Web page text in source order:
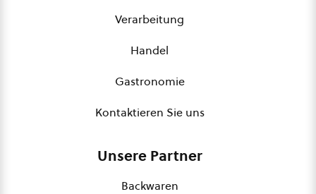
Verarbeitung
Handel
Gastronomie
Kontaktieren Sie uns
Unsere Partner
Backwaren